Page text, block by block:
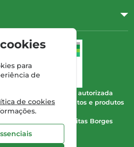
encontra-se autorizada
de medicamentos e produtos
da internet.
Cristina Marta de Freitas Borges
Gonçalves
para
de
de cookies